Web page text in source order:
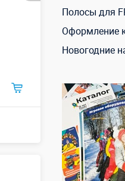
Полосы для
Оформление
Новогодние